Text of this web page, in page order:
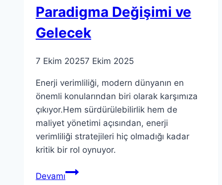
Paradigma Değişimi ve
Gelecek
7 Ekim 20257 Ekim 2025
Enerji verimliliği, modern dünyanın en
önemli konularından biri olarak karşımıza
çıkıyor.Hem sürdürülebilirlik hem de
maliyet yönetimi açısından, enerji
verimliliği stratejileri hiç olmadığı kadar
kritik bir rol oynuyor.
DevamıEnerji